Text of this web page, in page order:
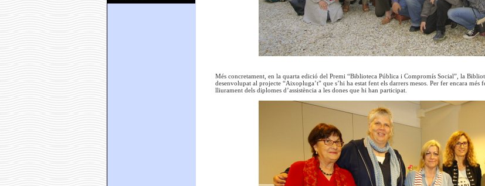
Més concretament, en la quarta edició del Premi “Biblioteca Pública i Compromís Social”, la
desenvolupat al projecte “Aixopluga’t” que s’hi ha estat fent els darrers mesos. Per fer encara
lliurament dels diplomes d’assistència a les dones que hi han participat.